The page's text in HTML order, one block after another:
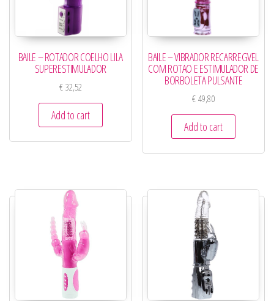
BAILE – ROTADOR COELHO LILA
SUPERESTIMULADOR
€32,52
Add to cart
BAILE – VIBRADOR RECARREGVEL
COM ROTAO E ESTIMULADOR DE
BORBOLETA PULSANTE
€49,80
Add to cart